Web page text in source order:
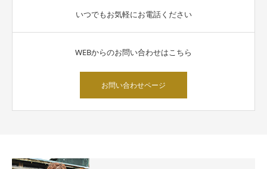
いつでもお気軽にお電話ください
WEBからのお問い合わせはこちら
お問い合わせページ